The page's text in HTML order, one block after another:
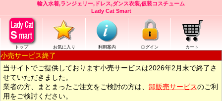
輸入水着,ランジェリー,ドレス,ダンス衣装,仮装コスチューム
Lady Cat Smart
トップ お気に入り 利用案内 ログイン カート
小売サービス終了
当サイトでご提供しております小売サービスは2026年2月末で終了さ
せていただきました。
業者の方、まとまったご注文をご検討の方は、 卸販売サービスのご利
用をご検討ください。